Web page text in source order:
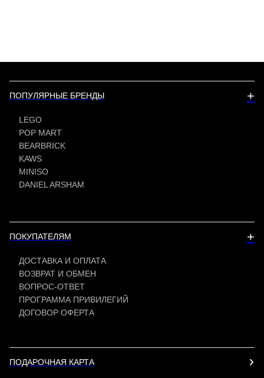
ПОПУЛЯРНЫЕ БРЕНДЫ +
LEGO
POP MART
BEARBRICK
KAWS
MINISO
DANIEL ARSHAM
ПОКУПАТЕЛЯМ +
ДОСТАВКА И ОПЛАТА
ВОЗВРАТ И ОБМЕН
ВОПРОС-ОТВЕТ
ПРОГРАММА ПРИВИЛЕГИЙ
ДОГОВОР ОФЕРТА
ПОДАРОЧНАЯ КАРТА